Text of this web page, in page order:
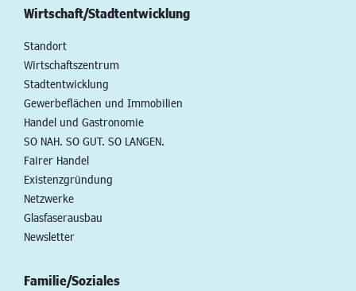
Wirtschaft/Stadtentwicklung
Standort
Wirtschaftszentrum
Stadtentwicklung
Gewerbeflächen und Immobilien
Handel und Gastronomie
SO NAH. SO GUT. SO LANGEN.
Fairer Handel
Existenzgründung
Netzwerke
Glasfaserausbau
Newsletter
Familie/Soziales